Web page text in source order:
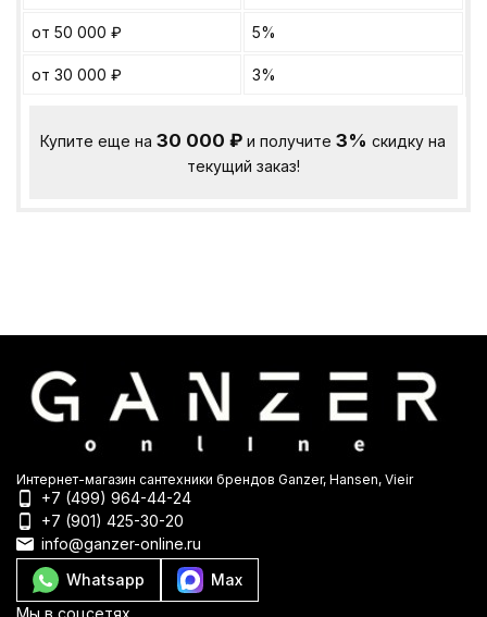
от 50 000 ₽ 5%
от 30 000 ₽ 3%
Купите еще на30 000₽ и получите3% скидку на
текущий заказ!
Интернет-магазин сантехники брендов Ganzer, Hansen, Vieir
+7 (499) 964-44-24
+7 (901) 425-30-20
info@ganzer-online.ru
Whatsapp
Max
Мы в соцсетях